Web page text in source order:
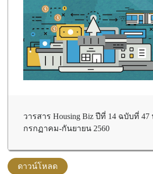
วารสาร Housing Biz ปีที่ 14 ฉบับที่ 47
กรกฏาคม-กันยายน 2560